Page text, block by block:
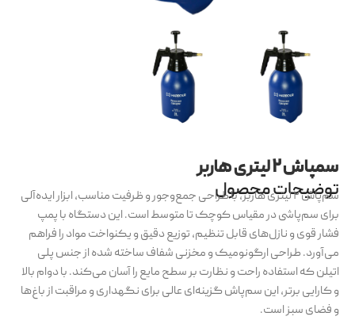
سمپاش ۲ لیتری هاربر
توضیحات محصول
سم‌پاش ۲ لیتری هاربر، با طراحی جمع‌وجور و ظرفیت مناسب، ابزار ایده‌آلی
برای سم‌پاشی در مقیاس کوچک تا متوسط است. این دستگاه با پمپ
فشار قوی و نازل‌های قابل تنظیم، توزیع دقیق و یکنواخت مواد را فراهم
می‌آورد. طراحی ارگونومیک و مخزنی شفاف ساخته شده از جنس پلی
اتیلن که استفاده راحت و نظارت بر سطح مایع را آسان می‌کند. با دوام بالا
و کارایی برتر، این سم‌پاش گزینه‌ای عالی برای نگهداری و مراقبت از باغ‌ها
و فضای سبز است.